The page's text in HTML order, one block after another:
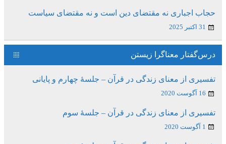
حجاب اجباری نه مقتضای دین است و نه مقتضای سیاست
31 اکتبر 2025
درس‌گفتار معناگرا زیستن
تفسیری از معنای زندگی در قرآن – جلسۀ چهارم و پایانی
16 آگوست 2020
تفسیری از معنای زندگی در قرآن – جلسۀ سوم
1 آگوست 2020